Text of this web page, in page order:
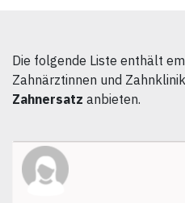
Die folgende Liste enthält
Zahnärztinnen und
Zahnersatz anbieten.